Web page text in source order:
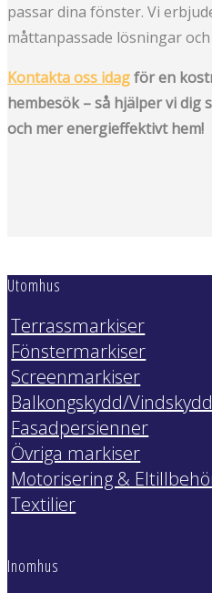
passar dina fönster. Vi
måttanpassade lösningar
Kontakta oss idagför en
hembesök – så hjälper vi dig
och mer energieffektivt hem!
Utomhus
Terrassmarkiser
Fönstermarkiser
Screenmarkiser
Balkongskydd/Vindskydd
Fasadpersienner
Övriga markiser
Motorisering &
Textilier
Inomhus